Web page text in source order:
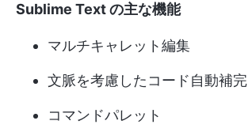
Sublime Text の主な機能
マルチキャレット編集
文脈を考慮したコード自動補完
コマンドパレット